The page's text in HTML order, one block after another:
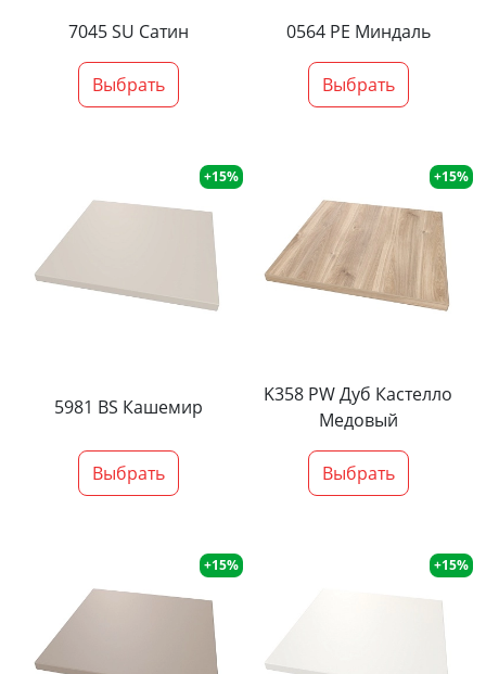
7045 SU Сатин
Выбрать
0564 PE Миндаль
Выбрать
+15%
5981 BS Кашемир
Выбрать
+15%
K358 PW Дуб Кастелло
Медовый
Выбрать
+15% +15%